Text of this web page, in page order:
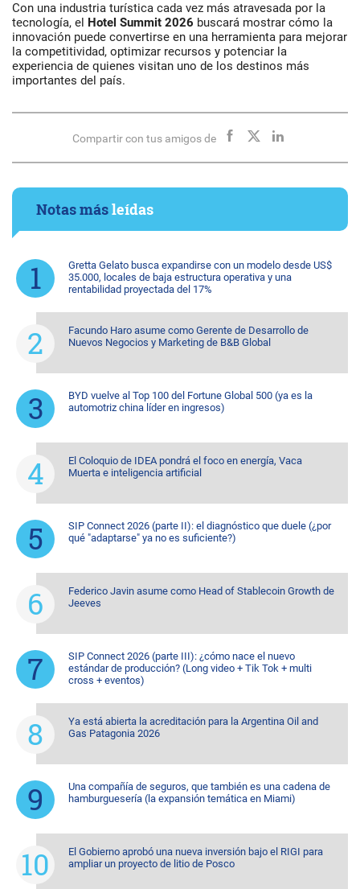
Con una industria turística cada vez más atravesada por la
tecnología, el Hotel Summit 2026 buscará mostrar cómo la
innovación puede convertirse en una herramienta para mejorar
la competitividad, optimizar recursos y potenciar la
experiencia de quienes visitan uno de los destinos más
importantes del país.
Compartir con tus amigos de
Notas másleídas
Gretta Gelato busca expandirse con un modelo desde US$
35.000, locales de baja estructura operativa y una
rentabilidad proyectada del 17%
Facundo Haro asume como Gerente de Desarrollo de
Nuevos Negocios y Marketing de B&B Global
BYD vuelve al Top 100 del Fortune Global 500 (ya es la
automotriz china líder en ingresos)
El Coloquio de IDEA pondrá el foco en energía, Vaca
Muerta e inteligencia artificial
SIP Connect 2026 (parte II): el diagnóstico que duele (¿por
qué "adaptarse" ya no es suficiente?)
Federico Javin asume como Head of Stablecoin Growth de
Jeeves
SIP Connect 2026 (parte III): ¿cómo nace el nuevo
estándar de producción? (Long video + Tik Tok + multi
cross + eventos)
Ya está abierta la acreditación para la Argentina Oil and
Gas Patagonia 2026
Una compañía de seguros, que también es una cadena de
hamburguesería (la expansión temática en Miami)
El Gobierno aprobó una nueva inversión bajo el RIGI para
ampliar un proyecto de litio de Posco